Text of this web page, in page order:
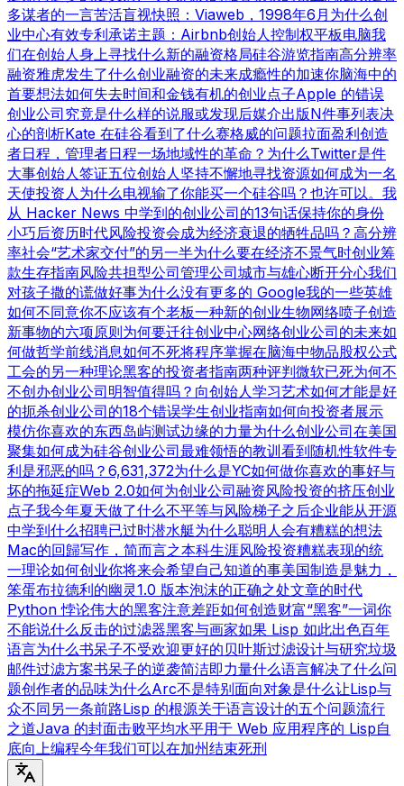
多谋者的一言苦活盲视快照：Viaweb，1998年6月 为什么创
业中心有效专利承诺主题：Airbnb创始人控制权平板电脑我
们在创始人身上寻找什么新的融资格局硅谷游览指南高分辨率
融资雅虎发生了什么创业融资的未来成瘾性的加速你脑海中的
首要想法如何失去时间和金钱有机的创业点子Apple 的错误
创业公司究竟是什么样的说服或发现后媒介出版N件事列表决
心的剖析Kate 在硅谷看到了什么赛格威的问题拉面盈利创造
者日程，管理者日程一场地域性的革命？ 为什么Twitter是件
大事创始人签证五位创始人坚持不懈地寻找资源如何成为一名
天使投资人为什么电视输了你能买一个硅谷吗？也许可以。 我
从 Hacker News 中学到的创业公司的13句话保持你的身份
小巧后资历时代风险投资会成为经济衰退的牺牲品吗？ 高分辨
率社会“艺术家交付”的另一半为什么要在经济不景气时创业筹
款生存指南风险共担型公司管理公司城市与雄心断开分心我们
对孩子撒的谎做好事为什么没有更多的 Google我的一些英雄
如何不同意你不应该有个老板一种新的创业生物网络喷子创造
新事物的六项原则为何要迁往创业中心网络创业公司的未来如
何做哲学前线消息如何不死将程序掌握在脑海中物品股权公式
工会的另一种理论黑客的投资者指南两种评判微软已死为何不
不创办创业公司明智值得吗？ 向创始人学习艺术如何才能是好
的扼杀创业公司的18个错误学生创业指南如何向投资者展示
模仿你喜欢的东西岛屿测试边缘的力量为什么创业公司在美国
聚集如何成为硅谷创业公司最难领悟的教训 看到随机性软件专
利是邪恶的吗？ 6,631,372为什么是YC如何做你喜欢的事好与
坏的拖延症Web 2.0如何为创业公司融资风险投资的挤压创业
点子我今年夏天做了什么不平等与风险梯子之后企业能从开源
中学到什么招聘已过时潜水艇为什么聪明人会有糟糕的想法
Mac的回歸写作，简而言之本科生涯风险投资糟糕表现的统
一理论如何创业你将来会希望自己知道的事美国制造是魅力，
笨蛋布拉德利的幽灵1.0 版本泡沫的正确之处文章的时代
Python 悖论伟大的黑客注意差距如何创造财富“黑客”一词你
不能说什么反击的过滤器黑客与画家如果 Lisp 如此出色百年
语言为什么书呆子不受欢迎更好的贝叶斯过滤设计与研究垃圾
邮件过滤方案书呆子的逆袭简洁即力量什么语言解决了什么问
题创作者的品味为什么Arc不是特别面向对象是什么让Lisp与
众不同另一条前路Lisp 的根源关于语言设计的五个问题流行
之道Java 的封面击败平均水平用于 Web 应用程序的 Lisp自
底向上编程今年我们可以在加州结束死刑